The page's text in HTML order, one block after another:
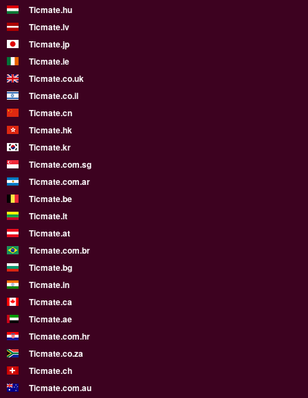
Ticmate.hu
Ticmate.lv
Ticmate.jp
Ticmate.ie
Ticmate.co.uk
Ticmate.co.il
Ticmate.cn
Ticmate.hk
Ticmate.kr
Ticmate.com.sg
Ticmate.com.ar
Ticmate.be
Ticmate.lt
Ticmate.at
Ticmate.com.br
Ticmate.bg
Ticmate.in
Ticmate.ca
Ticmate.ae
Ticmate.com.hr
Ticmate.co.za
Ticmate.ch
Ticmate.com.au